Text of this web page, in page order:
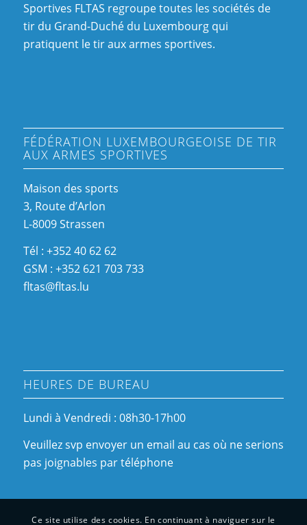
Sportives FLTAS regroupe toutes les sociétés de
tir du Grand-Duché du Luxembourg qui
pratiquent le tir aux armes sportives.
FÉDÉRATION LUXEMBOURGEOISE DE TIR
AUX ARMES SPORTIVES
Maison des sports
3, Route d’Arlon
L-8009 Strassen
Tél : +352 40 62 62
GSM : +352 621 703 733
fltas@fltas.lu
HEURES DE BUREAU
Lundi à Vendredi : 08h30-17h00
Veuillez svp envoyer un email au cas où ne serions
pas joignables par téléphone
Ce site utilise des cookies. En continuant à naviguer sur le